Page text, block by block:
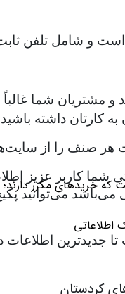
و شامل تلفن
و مشتریان شما
کارتان داشته
هر صنف را از
شما کاربر عزیز
می‌توانید پکیج
تا جدیدترین
که خریدهای مکرر
اطلاعاتی